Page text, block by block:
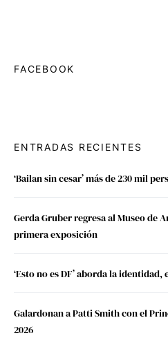
FACEBOOK
ENTRADAS RECIENTES
‘Bailan sin cesar’ más de 230 mil
Gerda Gruber regresa al Museo de
primera exposición
‘Esto no es DF’ aborda la
Galardonan a Patti Smith con el
2026